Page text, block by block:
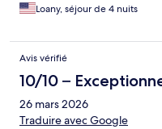
Loany, séjour de 4 nuits
Avis vérifié
10/10 –
26 mars 2026
Traduire avec Google